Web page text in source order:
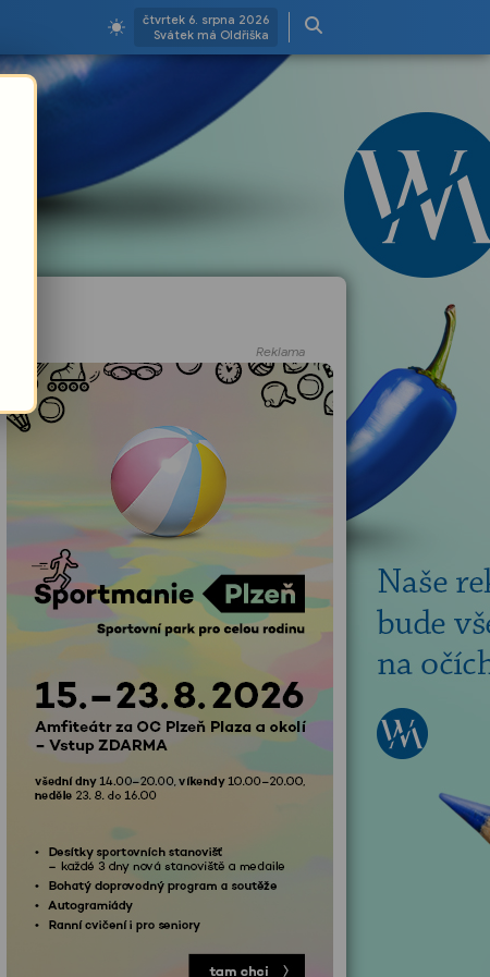
čtvrtek 6. srpna 2026
Svátek má Oldřiška
Reklama